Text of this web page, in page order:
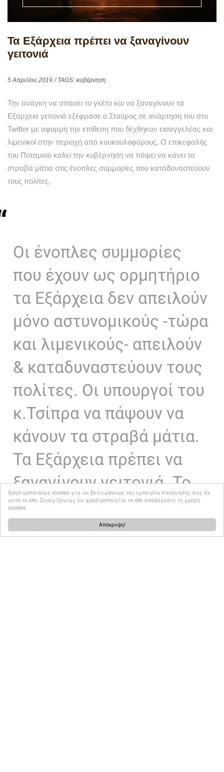
Απόκρυψη!
Χρησιμοποιούμε cookies για να βελτιώσουμε την εμπειρία πλοήγησής σας σε
αυτό το site. Συνεχίζοντας να χρησιμοποιείτε το site αποδέχεστε τη χρήση
cookies.
Τα Εξάρχεια πρέπει να ξαναγίνουν
γειτονιά
5 Απριλίου 2019 / TAGS: κυβέρνηση
Την ανάγκη να σπάσει το γκέτο και να ξαναγίνουν τα
Εξάρχεια γειτονιά εξέφρασε ο Σταύρος σε ανάρτηση του στο
Twitter με αφορμή την επίθεση που δέχθηκαν εισαγγελέας και
λιμενικοί στην περιοχή από κουκουλοφόρους. Ο επικεφαλής
του Ποταμιού καλεί την κυβέρνηση να πάψει να κάνει τα
στραβά μάτια στις ένοπλες συμμορίες που καταδυναστεύουν
τους πολίτες.
Οι ένοπλες συμμορίες
που έχουν ως ορμητήριο
τα Εξάρχεια δεν απειλούν
μόνο αστυνομικούς -τώρα
και λιμενικούς- απειλούν
& καταδυναστεύουν τους
πολίτες. Οι υπουργοί του
κ.Τσίπρα να πάψουν να
κάνουν τα στραβά μάτια.
Τα Εξάρχεια πρέπει να
ξαναγίνουν γειτονιά. Το
γκέτο πρέπει να σπάσει
— Stavros Theodorakis